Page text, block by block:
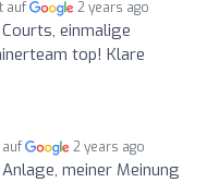
auf 2 years ago
einmalige
top! Klare
2 years ago
meiner Meinung